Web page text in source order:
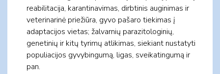
reabilitacija, karantinavimas, dirbtinis auginimas ir
veterinarinė priežiūra, gyvo pašaro tiekimas į
adaptacijos vietas; žalvarnių parazitologinių,
genetinių ir kitų tyrimų atlikimas, siekiant nustatyti
populiacijos gyvybingumą, ligas, sveikatingumą ir
pan.